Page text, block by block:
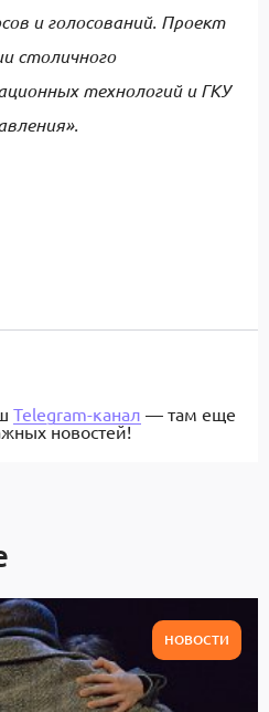
и голосований. Проект
столичного
технологий и ГКУ
Telegram-канал — там еще
новостей!
НОВОСТИ